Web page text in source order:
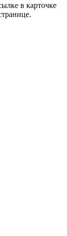
в карточке